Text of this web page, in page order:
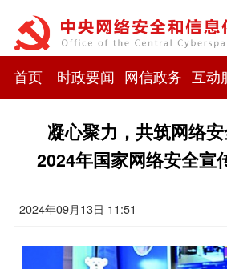
首页 时政要闻 网信政务 互动
凝心聚力，共筑网络
2024年国家网络安全宣
2024年09月13日 11:51